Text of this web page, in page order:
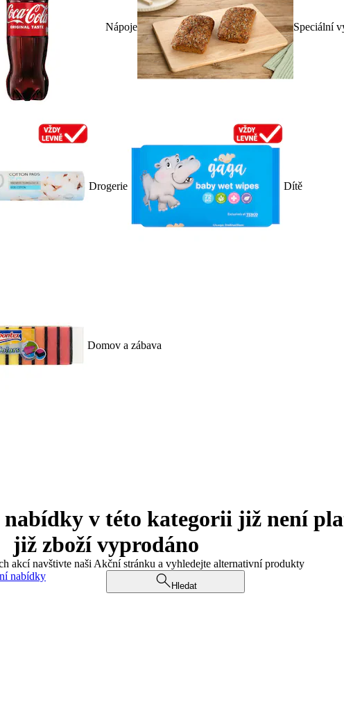
Nápoje Speciální
Drogerie Dítě
Domov a zábava
v této kategorii již není
již zboží vyprodáno
akcí navštivte naši Akční stránku a vyhledejte alternativní produkty
nabídky
Hledat